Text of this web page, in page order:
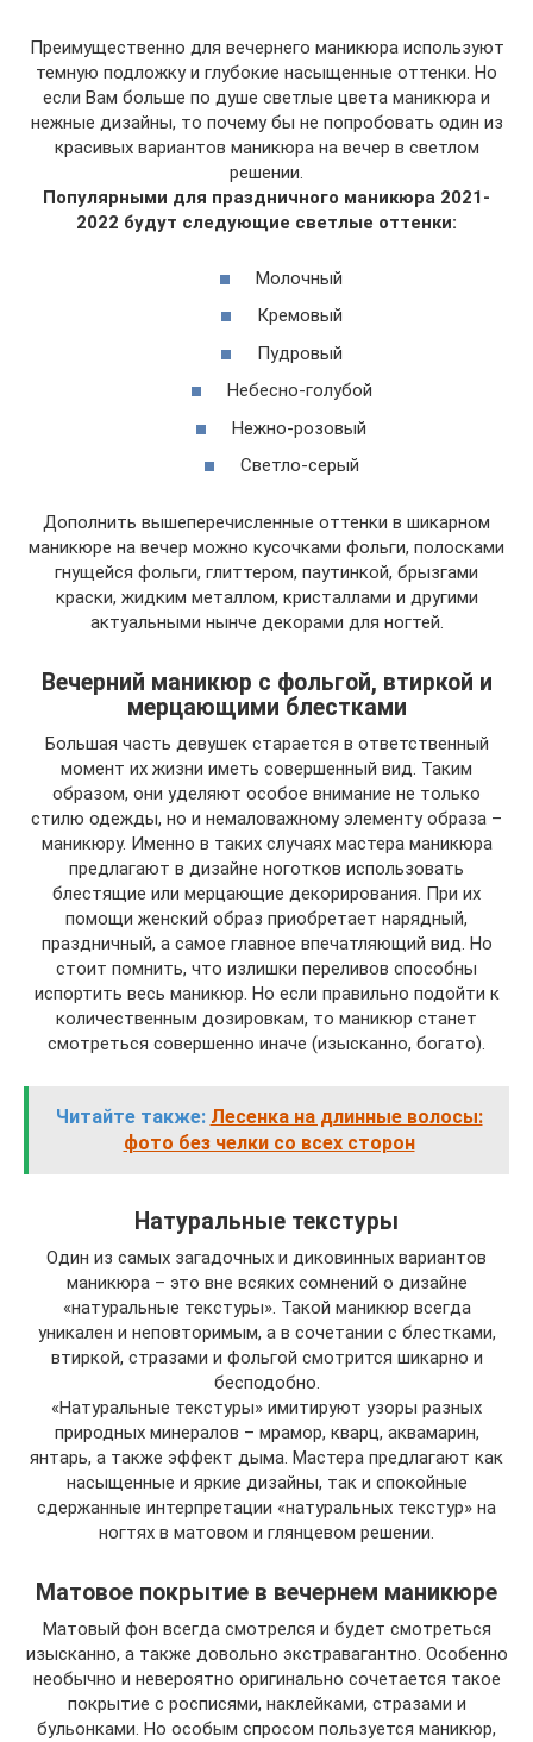
Преимущественно для вечернего маникюра используют
темную подложку и глубокие насыщенные оттенки. Но
если Вам больше по душе светлые цвета маникюра и
нежные дизайны, то почему бы не попробовать один из
красивых вариантов маникюра на вечер в светлом
решении.
Популярными для праздничного маникюра 2021-
2022 будут следующие светлые оттенки:
Молочный
Кремовый
Пудровый
Небесно-голубой
Нежно-розовый
Светло-серый
Дополнить вышеперечисленные оттенки в шикарном
маникюре на вечер можно кусочками фольги, полосками
гнущейся фольги, глиттером, паутинкой, брызгами
краски, жидким металлом, кристаллами и другими
актуальными нынче декорами для ногтей.
Вечерний маникюр с фольгой, втиркой и
мерцающими блестками
Большая часть девушек старается в ответственный
момент их жизни иметь совершенный вид. Таким
образом, они уделяют особое внимание не только
стилю одежды, но и немаловажному элементу образа –
маникюру. Именно в таких случаях мастера маникюра
предлагают в дизайне ноготков использовать
блестящие или мерцающие декорирования. При их
помощи женский образ приобретает нарядный,
праздничный, а самое главное впечатляющий вид. Но
стоит помнить, что излишки переливов способны
испортить весь маникюр. Но если правильно подойти к
количественным дозировкам, то маникюр станет
смотреться совершенно иначе (изысканно, богато).
Читайте также: Лесенка на длинные волосы:
фото без челки со всех сторон
Натуральные текстуры
Один из самых загадочных и диковинных вариантов
маникюра – это вне всяких сомнений о дизайне
«натуральные текстуры». Такой маникюр всегда
уникален и неповторимым, а в сочетании с блестками,
втиркой, стразами и фольгой смотрится шикарно и
бесподобно.
«Натуральные текстуры» имитируют узоры разных
природных минералов – мрамор, кварц, аквамарин,
янтарь, а также эффект дыма. Мастера предлагают как
насыщенные и яркие дизайны, так и спокойные
сдержанные интерпретации «натуральных текстур» на
ногтях в матовом и глянцевом решении.
Матовое покрытие в вечернем маникюре
Матовый фон всегда смотрелся и будет смотреться
изысканно, а также довольно экстравагантно. Особенно
необычно и невероятно оригинально сочетается такое
покрытие с росписями, наклейками, стразами и
бульонками. Но особым спросом пользуется маникюр,